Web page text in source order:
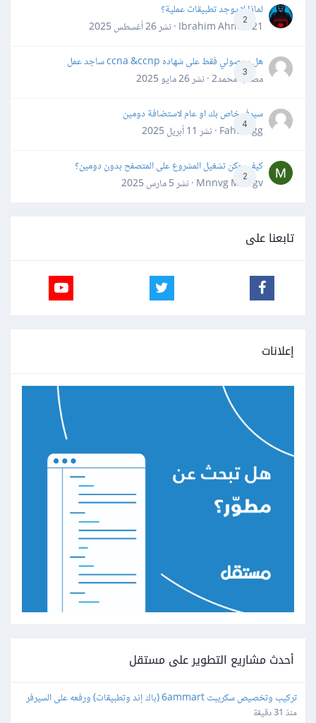
2
لماذا لا يوجد تطبيقات عملية؟
Ibrahim Ahmed21 · نشر
26 أغسطس 2025
3
هل بحصولي فقط على شهاده ccna &ccnp ساجد عمل
مصعب محمد2 · نشر
26 مايو 2025
4
سيرفر خاص بك او عام لاستضافة دومين
Fahd Ggg · نشر
11 أبريل 2025
2
كيف يمكن تشغيل المشروع على المتصفح بدون دومين؟
Mnnvg Mnbgv · نشر
5 مارس 2025
تابعنا على
إعلانات
أحدث مشاريع التطوير على مستقل
تركيب وتخصيص سكريبت 6ammart (باك إند وتطبيقات) ورفعه على السيرفر
والمتجر
منذ 31 دقيقة